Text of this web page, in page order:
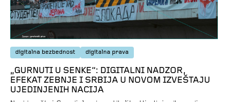
digitalna bezbednost digitalna prava
„GURNUTI U SENKE“: DIGITALNI NADZOR,
EFEKAT ZEBNJE I SRBIJA U NOVOM IZVEŠTAJU
UJEDINJENIH NACIJA